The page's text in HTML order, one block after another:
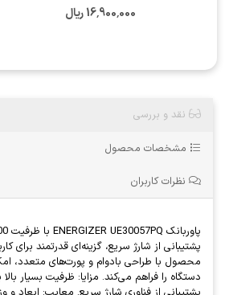
16٬900٬000 ریال
نقد و بررسی
مشخصات محصول
نظرات کاربران
پشتیبانی از شارژ سریع، گزینه‌ای قدرتمند برای
محصول با طراحی بادوام و پورت‌های متعدد،
دستگاه را فراهم می‌کند. مزایا: ظرفیت بسیار